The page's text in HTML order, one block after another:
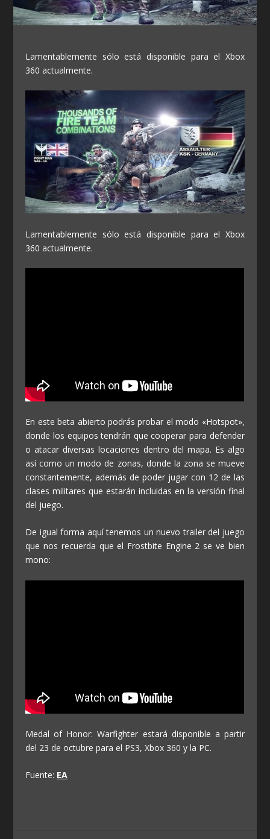
Lamentablemente sólo está disponible para el Xbox
360 actualmente.
Lamentablemente sólo está disponible para el Xbox
360 actualmente.
En este beta abierto podrás probar el modo «Hotspot»,
donde los equipos tendrán que cooperar para defender
o atacar diversas locaciones dentro del mapa. Es algo
así como un modo de zonas, donde la zona se mueve
constantemente, además de poder jugar con 12 de las
clases militares que estarán incluidas en la versión final
del juego.
De igual forma aquí tenemos un nuevo trailer del juego
que nos recuerda que el Frostbite Engine 2 se ve bien
mono:
Medal of Honor: Warfighter estará disponible a partir
del 23 de octubre para el PS3, Xbox 360 y la PC.
Fuente: EA